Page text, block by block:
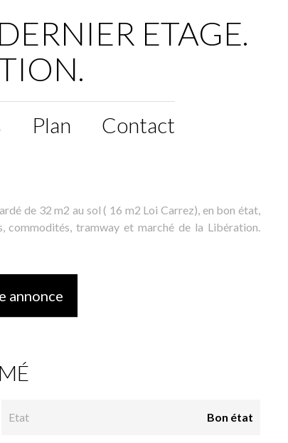
ETAGE.
Plan Contact
de 32 m2 au sol ( 16 m2 Loi Carrez), en bon état,
commodités, tramway et marché de la Libération.
annonce
Etat Bon état